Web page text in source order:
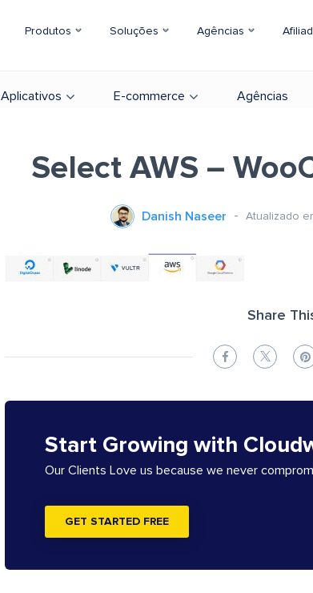
Produtos Soluções Agências
Aplicativos E-commerce Agências
Select AWS –
Danish Naseer Atualizado
Share
Start Growing with
Our Clients Love us because we never
GET STARTED FREE